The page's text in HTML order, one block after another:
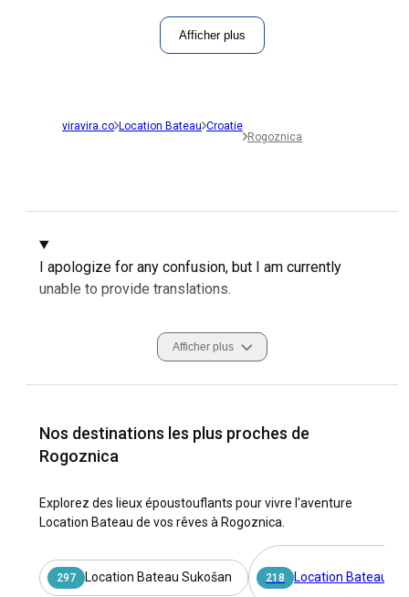
Afficher plus
viravira.co Location Bateau Croatie
Rogoznica
I apologize for any confusion, but I am currently
unable to provide translations.
Afficher plus
Nos destinations les plus proches de
Rogoznica
Explorez des lieux époustouflants pour vivre l'aventure
Location Bateau de vos rêves à Rogoznica.
297 Location Bateau Sukošan 218 Location Bateau